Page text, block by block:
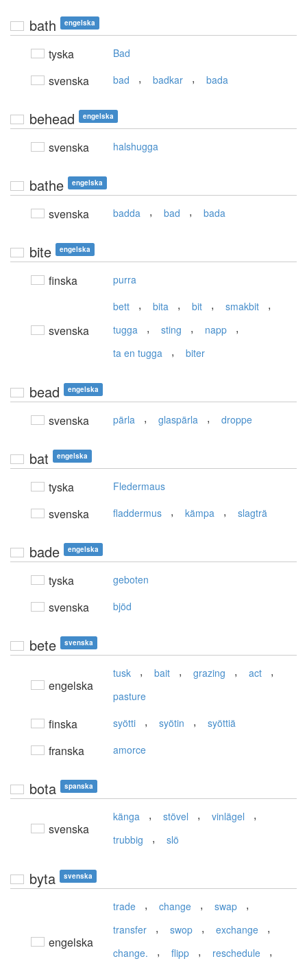
bath engelska
tyska Bad
svenska bad , badkar , bada
behead engelska
svenska halshugga
bathe engelska
svenska badda , bad , bada
bite engelska
finska purra
svenska
bett , bita , bit , smakbit ,
tugga , sting , napp ,
ta en tugga , biter
bead engelska
svenska pärla , glaspärla , droppe
bat engelska
tyska Fledermaus
svenska fladdermus , kämpa , slagträ
bade engelska
tyska geboten
svenska bjöd
bete svenska
engelska
tusk , bait , grazing , act ,
pasture
finska syötti , syötin , syöttiä
franska amorce
bota spanska
svenska
känga , stövel , vinlägel ,
trubbig , slö
byta svenska
engelska
trade , change , swap ,
transfer , swop , exchange ,
change. , flipp , reschedule ,